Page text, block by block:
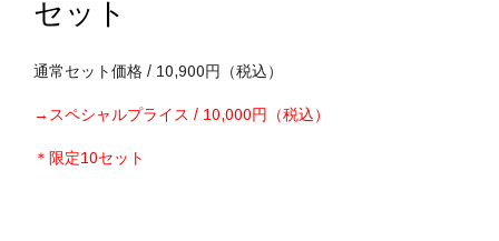
セット
通常セット価格 / 10,900円（税込）
→スペシャルプライス / 10,000円（税込）
＊限定10セット